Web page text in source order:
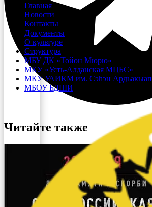
Главная
Новости
Контакты
Документы
О культуре
Структура
МБУ ДК «Тойон Мюрю»
МКУ «Усть-Алданская МЦБС»
МКУ УАИКМ им. Сэһэн Ардьакыап
МБОУ БДШИ
Читайте также